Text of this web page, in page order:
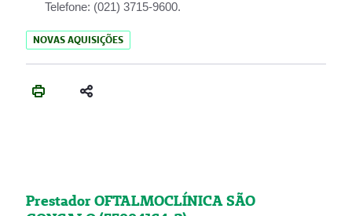
Telefone: (021) 3715-9600.
NOVAS AQUISIÇÕES
Prestador OFTALMOCLÍNICA SÃO